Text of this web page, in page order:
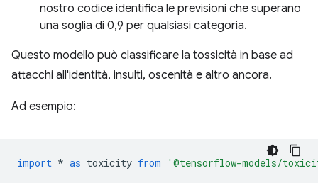
nostro codice identifica le previsioni che superano
una soglia di 0,9 per qualsiasi categoria.
Questo modello può classificare la tossicità in base ad
attacchi all'identità, insulti, oscenità e altro ancora.
Ad esempio:
import * as toxicity from '@tensorflow-models/